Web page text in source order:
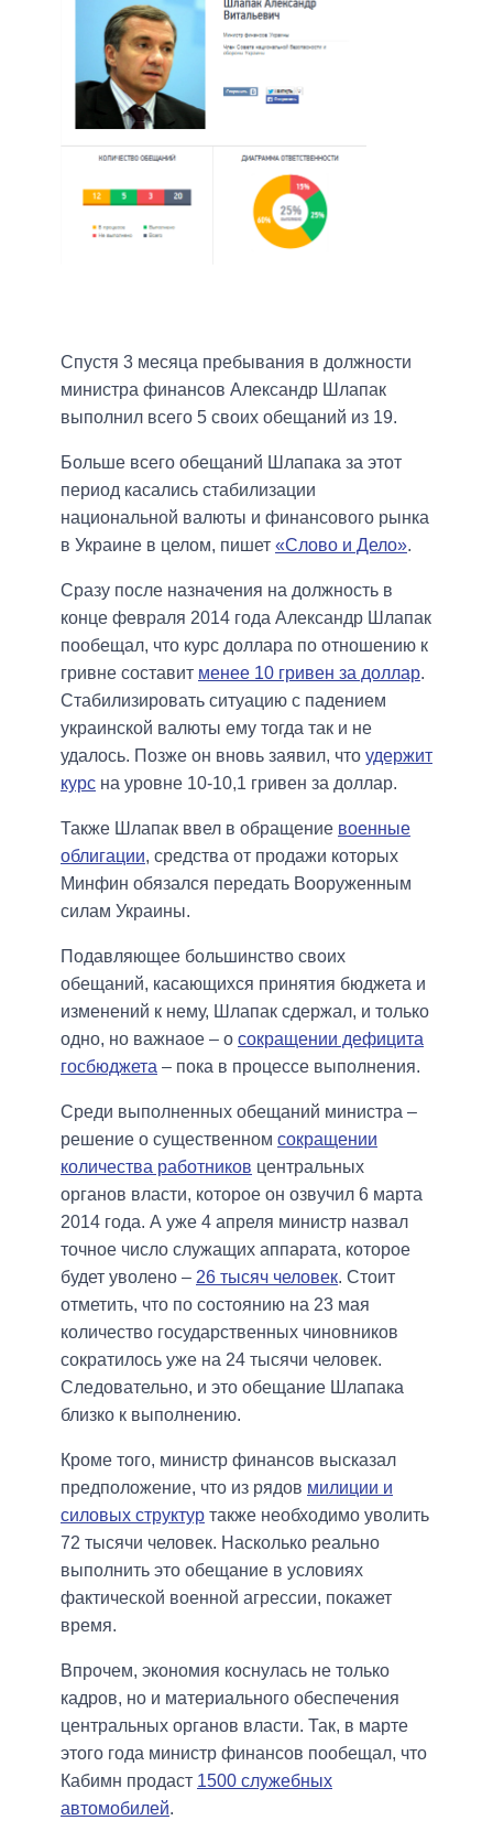
Спустя 3 месяца пребывания в должности
министра финансов Александр Шлапак
выполнил всего 5 своих обещаний из 19.
Больше всего обещаний Шлапака за этот
период касались стабилизации
национальной валюты и финансового рынка
в Украине в целом, пишет «Слово и Дело».
Сразу после назначения на должность в
конце февраля 2014 года Александр Шлапак
пообещал, что курс доллара по отношению к
гривне составит менее 10 гривен за доллар.
Стабилизировать ситуацию с падением
украинской валюты ему тогда так и не
удалось. Позже он вновь заявил, что удержит
курс на уровне 10-10,1 гривен за доллар.
Также Шлапак ввел в обращение военные
облигации, средства от продажи которых
Минфин обязался передать Вооруженным
силам Украины.
Подавляющее большинство своих
обещаний, касающихся принятия бюджета и
изменений к нему, Шлапак сдержал, и только
одно, но важнаое – о сокращении дефицита
госбюджета – пока в процессе выполнения.
Среди выполненных обещаний министра –
решение о существенном сокращении
количества работников центральных
органов власти, которое он озвучил 6 марта
2014 года. А уже 4 апреля министр назвал
точное число служащих аппарата, которое
будет уволено – 26 тысяч человек. Стоит
отметить, что по состоянию на 23 мая
количество государственных чиновников
сократилось уже на 24 тысячи человек.
Следовательно, и это обещание Шлапака
близко к выполнению.
Кроме того, министр финансов высказал
предположение, что из рядов милиции и
силовых структур также необходимо уволить
72 тысячи человек. Насколько реально
выполнить это обещание в условиях
фактической военной агрессии, покажет
время.
Впрочем, экономия коснулась не только
кадров, но и материального обеспечения
центральных органов власти. Так, в марте
этого года министр финансов пообещал, что
Кабимн продаст 1500 служебных
автомобилей.